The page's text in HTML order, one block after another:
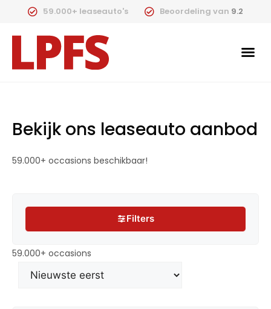
59.000+ leaseauto's Beoordeling van 9.2
Bekijk ons leaseauto aanbod
59.000+ occasions beschikbaar!
Filters
59.000+ occasions
Merk
59.000+ occasions